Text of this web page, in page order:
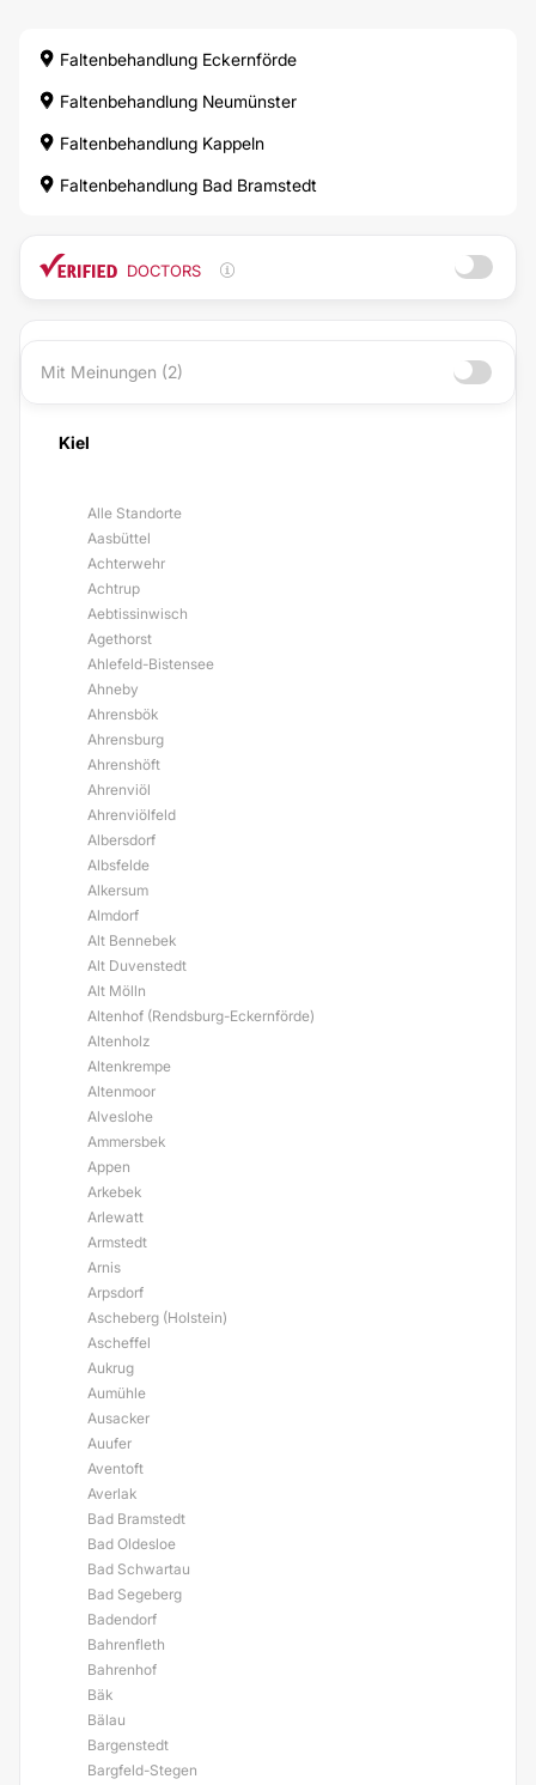
Faltenbehandlung Eckernförde
Faltenbehandlung Neumünster
Faltenbehandlung Kappeln
Faltenbehandlung Bad Bramstedt
DOCTORS
Mit Meinungen (2)
Kiel
Alle Standorte
Aasbüttel
Achterwehr
Achtrup
Aebtissinwisch
Agethorst
Ahlefeld-Bistensee
Ahneby
Ahrensbök
Ahrensburg
Ahrenshöft
Ahrenviöl
Ahrenviölfeld
Albersdorf
Albsfelde
Alkersum
Almdorf
Alt Bennebek
Alt Duvenstedt
Alt Mölln
Altenhof (Rendsburg-Eckernförde)
Altenholz
Altenkrempe
Altenmoor
Alveslohe
Ammersbek
Appen
Arkebek
Arlewatt
Armstedt
Arnis
Arpsdorf
Ascheberg (Holstein)
Ascheffel
Aukrug
Aumühle
Ausacker
Auufer
Aventoft
Averlak
Bad Bramstedt
Bad Oldesloe
Bad Schwartau
Bad Segeberg
Badendorf
Bahrenfleth
Bahrenhof
Bäk
Bälau
Bargenstedt
Bargfeld-Stegen